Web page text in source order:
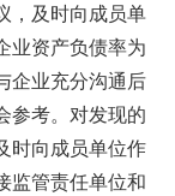
，及时向成员单
业资产负债率为
企业充分沟通后
参考。对发现的
时向成员单位作
监管责任单位和